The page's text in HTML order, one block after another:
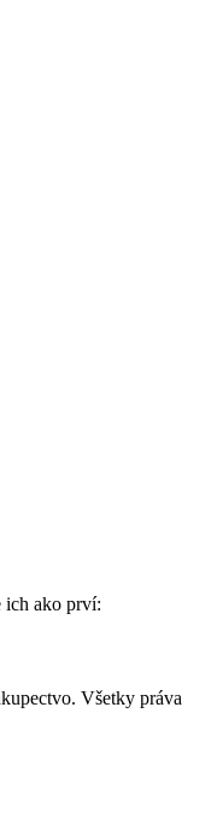
ich ako prví:
Všetky práva